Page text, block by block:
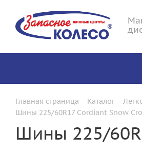
Главная страница - Каталог -
Шины 225/60R17 Cordiant Snow
Шины 225/